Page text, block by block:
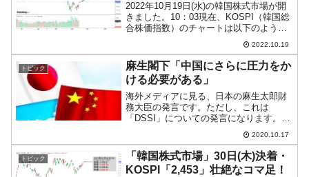
2022年10月19日(水)の韓国株式市場が開
きました。10：03現在、KOSPI（韓国総
合株価指数）のチャートは以下のように
『Investing.com』より引用）。投資家別
売買動向は以下です。⇒データ引用元：
『f...
2022.10.19
トピック
麻生閣下「中国にさらに圧力をか
ける必要がある」
海外メディアに見る、日本の麻生太郎財
務大臣の発言です。ただし、これは
「DSSI」についての発言になります。
「DSSI」というのは「債務支払猶予イニ
シアティブ」のこと。新型コロナウイル
ス騒動によって経済的ダメージを受けた
新興国の債務の返済猶予...
2020.10.17
トピック
「韓国株式市場」30日(木)決着・
KOSPI「2,453」壮絶なコマ足！